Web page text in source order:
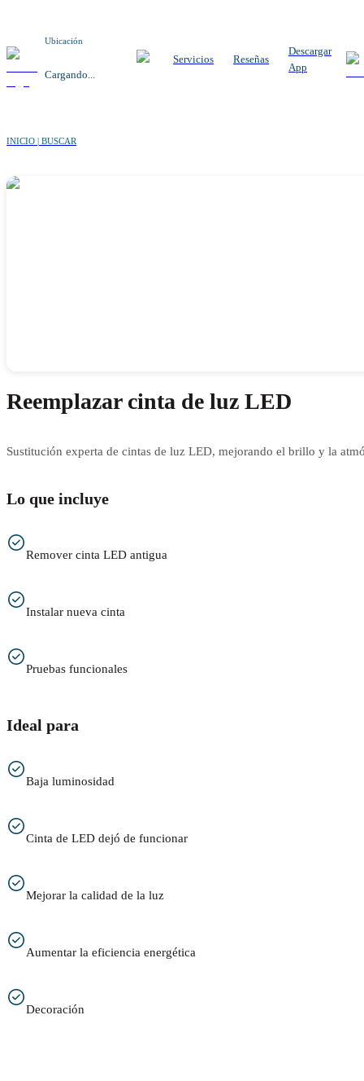
Ubicación
Cargando...
Servicios Reseñas
Descargar
App
INICIO | BUSCAR
Reemplazar cinta de luz LED
Sustitución experta de cintas de luz LED, mejorando el brillo y la
Lo que incluye
Remover cinta LED antigua
Instalar nueva cinta
Pruebas funcionales
Ideal para
Baja luminosidad
Cinta de LED dejó de funcionar
Mejorar la calidad de la luz
Aumentar la eficiencia energética
Decoración